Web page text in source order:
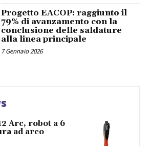
Progetto EACOP: raggiunto il
79% di avanzamento con la
conclusione delle saldature
alla linea principale
7 Gennaio 2026
Arc, robot a 6
ad arco